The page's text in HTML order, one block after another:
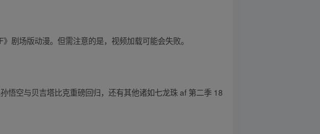
剧场版动漫。但需注意的是，视频加载可能会失败。
悟空与贝吉塔比克重磅回归，还有其他诸如七龙珠 af 第二季 18